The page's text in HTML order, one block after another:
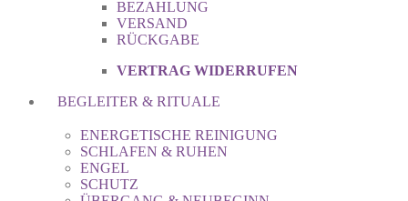
BEZAHLUNG
VERSAND
RÜCKGABE
VERTRAG WIDERRUFEN
BEGLEITER & RITUALE
ENERGETISCHE REINIGUNG
SCHLAFEN & RUHEN
ENGEL
SCHUTZ